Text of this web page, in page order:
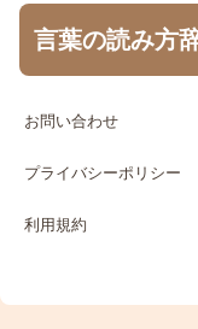
言葉の読み方
お問い合わせ
プライバシーポリシー
利用規約